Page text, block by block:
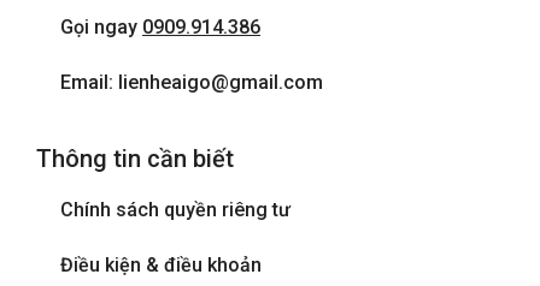
Phòng tắm đứng
Gọi ngay 0909.914.386
Email: lienheaigo@gmail.com
Thông tin cần biết
Chính sách quyền riêng tư
Điều kiện & điều khoản